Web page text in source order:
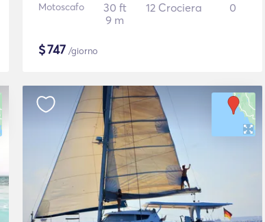
Motoscafo
30 ft
9 m
12 Crociera 0
$747 /giorno